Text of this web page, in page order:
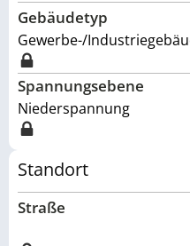
Gebäudetyp
Gewerbe-/
Spannungsebene
Niederspannung
Standort
Straße